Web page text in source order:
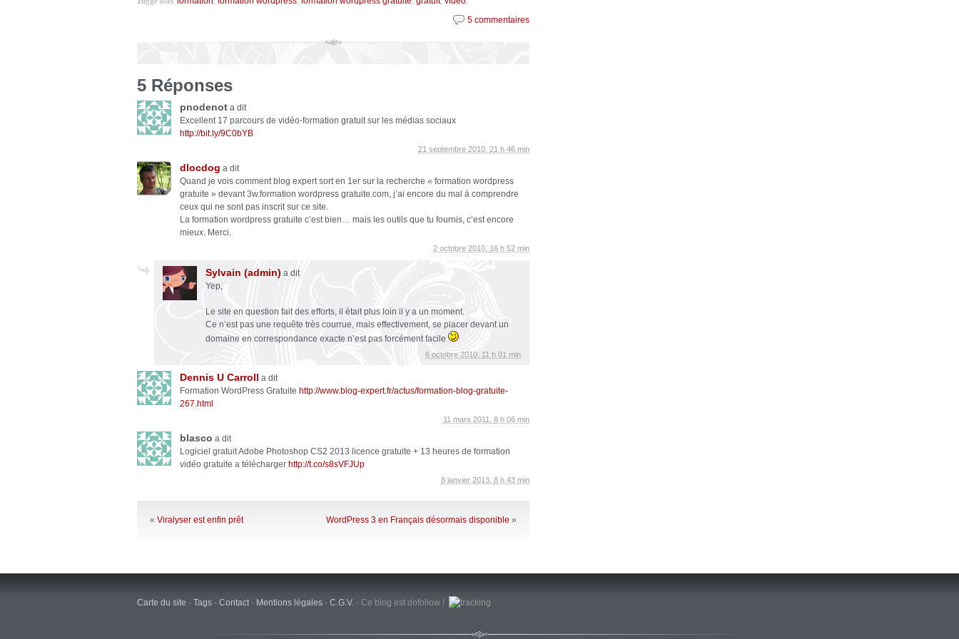
5 commentaires
5 Réponses
pnodenot a dit
Excellent 17 parcours de vidéo-formation gratuit sur les médias sociaux
http://bit.ly/9C0bYB
21 septembre 2010, 21 h 46 min
dlocdog a dit
Quand je vois comment blog expert sort en 1er sur la recherche « formation wordpress
gratuite » devant 3w.formation wordpress gratuite.com, j’ai encore du mal à comprendre
ceux qui ne sont pas inscrit sur ce site.
La formation wordpress gratuite c’est bien… mais les outils que tu fournis, c’est encore
mieux. Merci.
2 octobre 2010, 16 h 52 min
Sylvain (admin) a dit
Yep,
Le site en question fait des efforts, il était plus loin il y a un moment.
Ce n’est pas une requête très courrue, mais effectivement, se placer devant un
domaine en correspondance exacte n’est pas forcément facile
6 octobre 2010, 11 h 01 min
Dennis U Carroll a dit
Formation WordPress Gratuite http://www.blog-expert.fr/actus/formation-blog-gratuite-
267.html
11 mars 2011, 8 h 06 min
blasco a dit
Logiciel gratuit Adobe Photoshop CS2 2013 licence gratuite + 13 heures de formation
vidéo gratuite a télécharger http://t.co/s8sVFJUp
8 janvier 2013, 8 h 43 min
« Viralyser est enfin prêt WordPress 3 en Français désormais disponible »
Carte du site - Tags - Contact- Mentions légales - C.G.V. - Ce blog est dofollow !